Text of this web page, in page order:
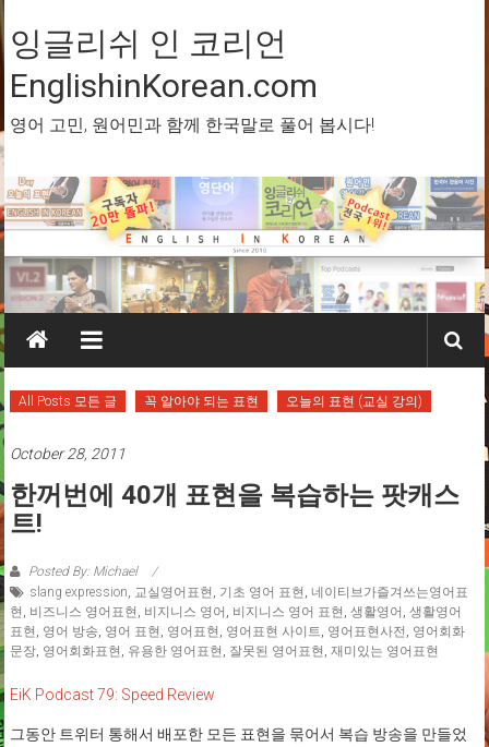
Skip
to
content
잉글리쉬 인 코리언
EnglishinKorean.com
영어 고민, 원어민과 함께 한국말로 풀어 봅시다!
All Posts 모든 글 꼭 알아야 되는 표현 오늘의 표현 (교실 강의)
October 28, 2011
한꺼번에 40개 표현을 복습하는 팟캐스
트!
Posted By: Michael
slang expression, 교실영어표현 , 기초 영어 표현 , 네이티브가즐겨쓰는영어표
현 , 비즈니스 영어표현 , 비지니스 영어 , 비지니스 영어 표현 , 생활영어 , 생활영어
표현 , 영어 방송, 영어 표현 , 영어표현 , 영어표현 사이트, 영어표현사전 , 영어회화
문장, 영어회화표현 , 유용한 영어표현 , 잘못된 영어표현 , 재미있는 영어표현
EiK Podcast 79: Speed Review
그동안 트위터 통해서 배포한 모든 표현을 묶어서 복습 방송을 만들었